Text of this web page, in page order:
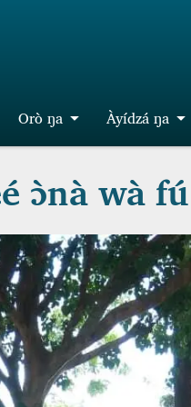
Orò ŋa Àyídzá ŋa
ɔ̀nà wà